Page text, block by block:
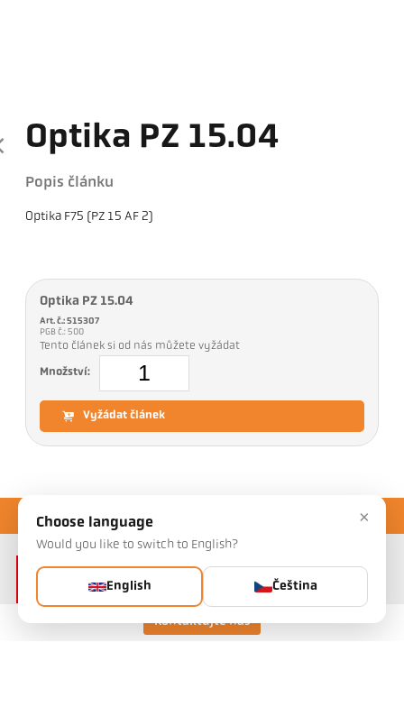
Kontaktujte nás
Optika PZ 15.04
Popis článku
Optika F75 (PZ 15 AF 2)
Optika PZ 15.04
Art. č.: 515307
PGB č.: 500
Tento článek si od nás můžete vyžádat
Množství:
Vyžádat článek
×
Choose language
Would you like to switch to English?
English Čeština